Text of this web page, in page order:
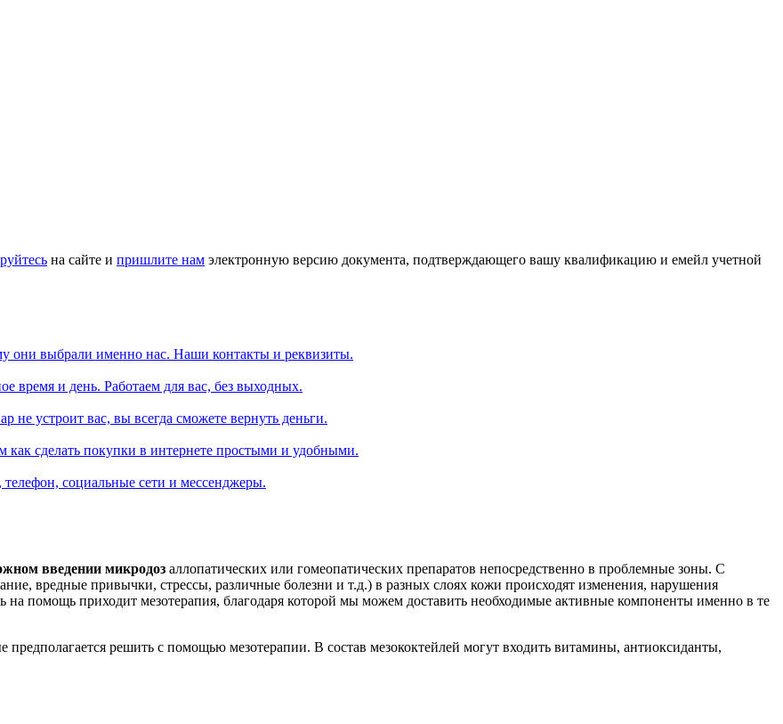
на сайте и пришлите нам электронную версию документа, подтверждающего вашу квалификацию и емейл учетной
они выбрали именно нас. Наши контакты и реквизиты.
время и день. Работаем для вас, без выходных.
не устроит вас, вы всегда сможете вернуть деньги.
сделать покупки в интернете простыми и удобными.
социальные сети и мессенджеры.
введении микродоз аллопатических или гомеопатических препаратов непосредственно в проблемные зоны. С
вредные привычки, стрессы, различные болезни и т.д.) в разных слоях кожи происходят изменения, нарушения
на помощь приходит мезотерапия, благодаря которой мы можем доставить необходимые активные компоненты именно в те
предполагается решить с помощью мезотерапии. В состав мезококтейлей могут входить витамины, антиоксиданты,